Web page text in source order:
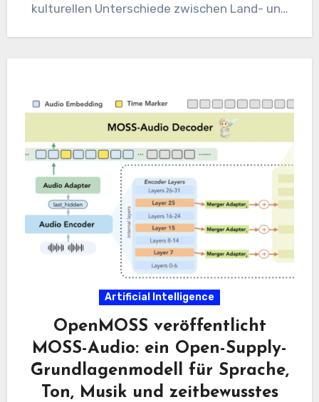
kulturellen Unterschiede zwischen Land- und
Artificial Intelligence
OpenMOSS veröffentlicht
MOSS-Audio: ein Open-Supply-
Grundlagenmodell für Sprache,
Ton, Musik und zeitbewusstes